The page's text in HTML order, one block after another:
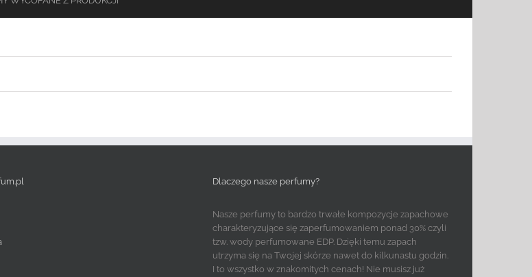
Dlaczego nasze perfumy?
Nasze perfumy to bardzo trwałe kompozycje zapachowe
charakteryzujące się zaperfumowaniem ponad 30% czyli
tzw. wody perfumowane EDP. Dzięki temu zapach
utrzyma się na Twojej skórze nawet do kilkunastu godzin.
I to wszystko w znakomitych cenach! Nie musisz już